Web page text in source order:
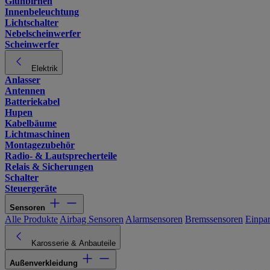
Innenbeleuchtung
Lichtschalter
Nebelscheinwerfer
Scheinwerfer
Elektrik
Anlasser
Antennen
Batteriekabel
Hupen
Kabelbäume
Lichtmaschinen
Montagezubehör
Radio- & Lautsprecherteile
Relais & Sicherungen
Schalter
Steuergeräte
Sensoren
Alle Produkte Airbag Sensoren Alarmsensoren Bremssensoren
Karosserie & Anbauteile
Außenverkleidung